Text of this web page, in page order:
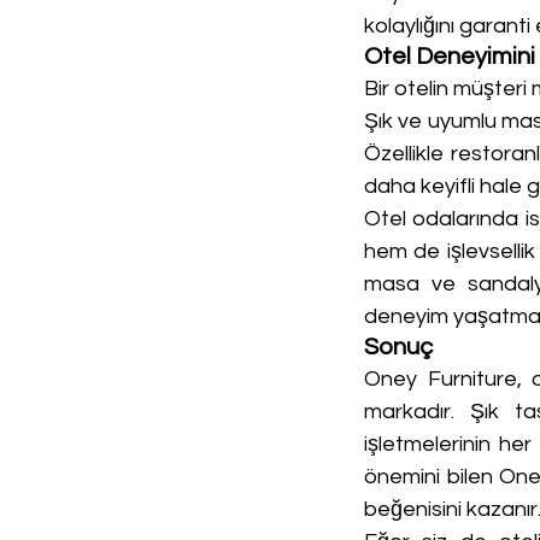
kolaylığını garanti
Otel
Bir otelin müşteri
Şık ve uyumlu
Özellikle
daha keyifli hale
Otel odalarında
hem de işlevsellik
masa ve
deneyim
Sonuç
Oney Furniture,
markadır. Şık
işletmelerinin
önemini bilen
beğenisini kazanır.